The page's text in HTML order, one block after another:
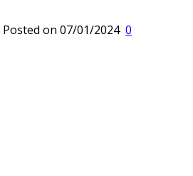
Posted on 07/01/2024 0